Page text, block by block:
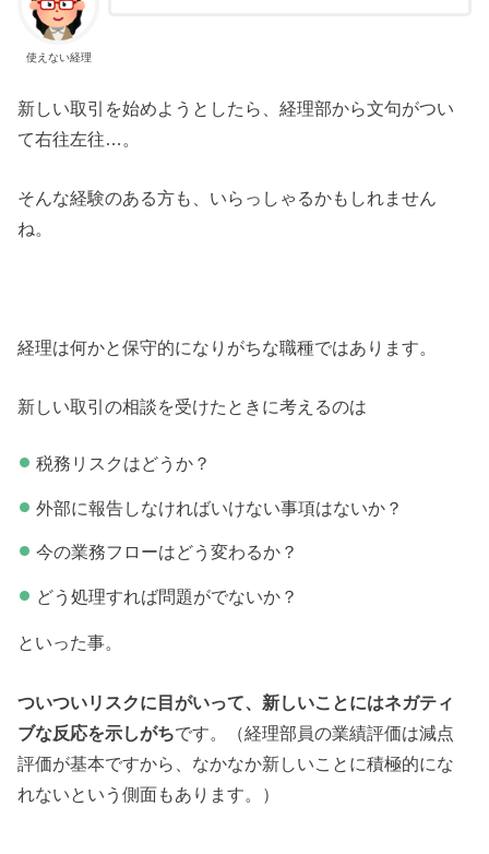
使えない経理
新しい取引を始めようとしたら、経理部から文句がつい
て右往左往…。
そんな経験のある方も、いらっしゃるかもしれません
ね。
経理は何かと保守的になりがちな職種ではあります。
新しい取引の相談を受けたときに考えるのは
税務リスクはどうか？
外部に報告しなければいけない事項はないか？
今の業務フローはどう変わるか？
どう処理すれば問題がでないか？
といった事。
ついついリスクに目がいって、新しいことにはネガティ
ブな反応を示しがちです。（経理部員の業績評価は減点
評価が基本ですから、なかなか新しいことに積極的にな
れないという側面もあります。）